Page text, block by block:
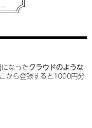
なったクラウドのような
から登録すると1000円分